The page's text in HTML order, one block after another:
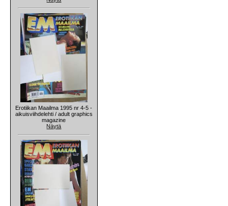
Erotiikan Maailma 1995 nr 4-5 -
aikuisviihdelehti / adult graphics
magazine
Näytä